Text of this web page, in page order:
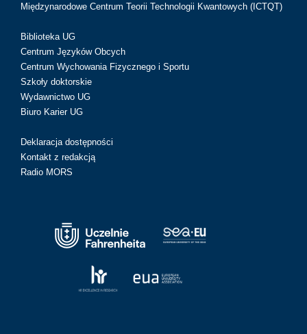
Międzynarodowe Centrum Teorii Technologii Kwantowych (ICTQT)
Biblioteka UG
Centrum Języków Obcych
Centrum Wychowania Fizycznego i Sportu
Szkoły doktorskie
Wydawnictwo UG
Biuro Karier UG
Deklaracja dostępności
Kontakt z redakcją
Radio MORS